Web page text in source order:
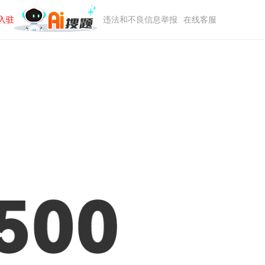
驻 违法和不良信息举报 在线客服